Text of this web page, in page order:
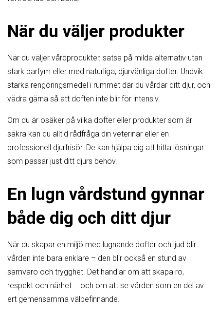
När du väljer produkter
När du väljer vårdprodukter, satsa på milda alternativ utan
stark parfym eller med naturliga, djurvänliga dofter. Undvik
starka rengöringsmedel i rummet där du vårdar ditt djur, och
vädra gärna så att doften inte blir för intensiv.
Om du är osäker på vilka dofter eller produkter som är
säkra kan du alltid rådfråga din veterinär eller en
professionell djurfrisör. De kan hjälpa dig att hitta lösningar
som passar just ditt djurs behov.
En lugn vårdstund gynnar
både dig och ditt djur
När du skapar en miljö med lugnande dofter och ljud blir
vården inte bara enklare – den blir också en stund av
samvaro och trygghet. Det handlar om att skapa ro,
respekt och närhet – och om att se vården som en del av
ert gemensamma välbefinnande.